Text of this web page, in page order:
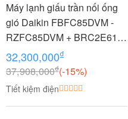
Máy lạnh giấu trần nối ống
gió Daikin FBFC85DVM -
RZFC85DVM + BRC2E61
3.5 HP (3.5 Ngựa) Inverter
32,300,000₫
37,908,000₫(-15%)
Tiết kiệm điện